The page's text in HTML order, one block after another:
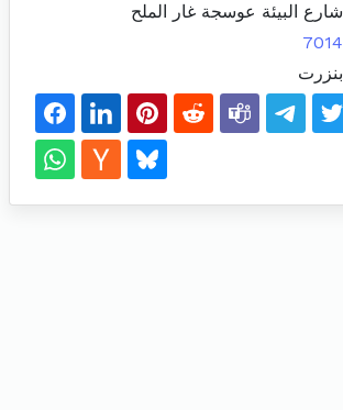
شارع البيئة عوسجة غار الملح
7014
بنزرت